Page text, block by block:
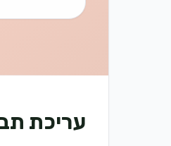
עריכת